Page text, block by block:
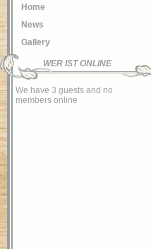
Home
News
Gallery
WER IST ONLINE
We have 3 guests and no
members online